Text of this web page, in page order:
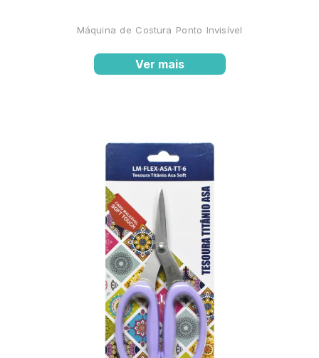
Máquina de Costura Ponto Invisível
Ver mais